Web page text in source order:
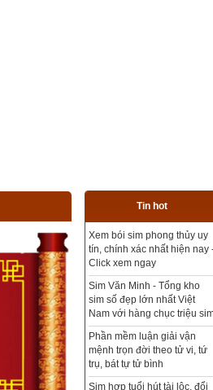
Tin hot
Tổng kho sim phong thủy -
Sim hợp tuổi - Sim hợp
Xem bói sim phong thủy
theo khoa học tử vi, tứ trụ
chính xác nhất
Mua sim Thần tài, Thần tài
theo bạn! Giao sim miễn phí